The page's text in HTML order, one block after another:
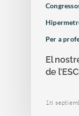
Per a
El
de
18